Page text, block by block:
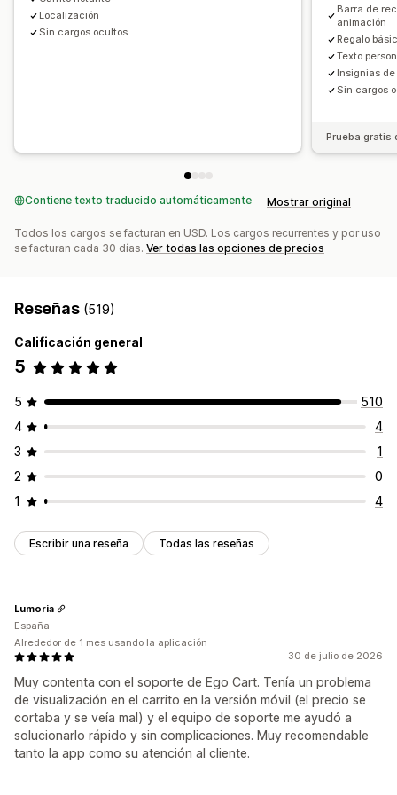
Personalización de pago
Notas personalizadas
Ocultar pago exprés
Compras conjuntas frecuentes
Descuentos por niveles
Recomendaciones de IA
Localización
Sin cargos ocultos
Barra de
animación
Regalo
Texto
Insignias
Sin cargos
Prueba gratis
Contiene texto traducido automáticamente Mostrar original
Todos los cargos se facturan en USD. Los cargos recurrentes y por uso
se facturan cada 30 días. Ver todas las opciones de precios
Reseñas (519)
Calificación general
5
5
510
4
4
3
1
2
0
1
4
Escribir una reseña Todas las reseñas
30 de julio de 2026
Muy contenta con el soporte de Ego Cart. Tenía un problema
de visualización en el carrito en la versión móvil (el precio se
cortaba y se veía mal) y el equipo de soporte me ayudó a
solucionarlo rápido y sin complicaciones. Muy recomendable
tanto la app como su atención al cliente.
Lumoria
España
Alrededor de 1 mes usando la aplicación